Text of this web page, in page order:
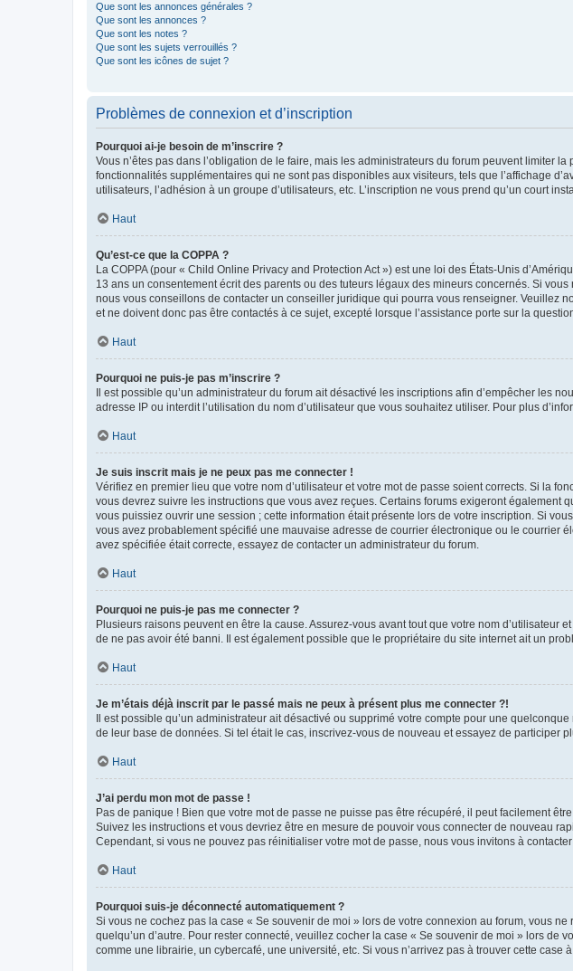
Que sont les annonces générales ?
Que sont les annonces ?
Que sont les notes ?
Que sont les sujets verrouillés ?
Que sont les icônes de sujet ?
Problèmes de connexion et d’inscription
Pourquoi ai-je besoin de m’inscrire ?
Vous n’êtes pas dans l’obligation de le faire, mais les administrateurs du forum peuvent limiter
fonctionnalités supplémentaires qui ne sont pas disponibles aux visiteurs, tels que l’affichage
utilisateurs, l’adhésion à un groupe d’utilisateurs, etc. L’inscription ne vous prend qu’un court
Haut
Qu’est-ce que la COPPA ?
La COPPA (pour « Child Online Privacy and Protection Act ») est une loi des États-Unis
13 ans un consentement écrit des parents ou des tuteurs légaux des mineurs concernés. Si
nous vous conseillons de contacter un conseiller juridique qui pourra vous renseigner. Veuillez
et ne doivent donc pas être contactés à ce sujet, excepté lorsque l’assistance porte sur la
Haut
Pourquoi ne puis-je pas m’inscrire ?
Il est possible qu’un administrateur du forum ait désactivé les inscriptions afin d’empêcher les
adresse IP ou interdit l’utilisation du nom d’utilisateur que vous souhaitez utiliser. Pour plus
Haut
Je suis inscrit mais je ne peux pas me connecter !
Vérifiez en premier lieu que votre nom d’utilisateur et votre mot de passe soient corrects. Si la
vous devrez suivre les instructions que vous avez reçues. Certains forums exigeront
vous puissiez ouvrir une session ; cette information était présente lors de votre inscription. Si
vous avez probablement spécifié une mauvaise adresse de courrier électronique ou le courrier
avez spécifiée était correcte, essayez de contacter un administrateur du forum.
Haut
Pourquoi ne puis-je pas me connecter ?
Plusieurs raisons peuvent en être la cause. Assurez-vous avant tout que votre nom
de ne pas avoir été banni. Il est également possible que le propriétaire du site internet ait un
Haut
Je m’étais déjà inscrit par le passé mais ne peux à présent plus me connecter ?!
Il est possible qu’un administrateur ait désactivé ou supprimé votre compte pour une
de leur base de données. Si tel était le cas, inscrivez-vous de nouveau et essayez de participer
Haut
J’ai perdu mon mot de passe !
Pas de panique ! Bien que votre mot de passe ne puisse pas être récupéré, il peut facilement
Suivez les instructions et vous devriez être en mesure de pouvoir vous connecter de nouveau
Cependant, si vous ne pouvez pas réinitialiser votre mot de passe, nous vous invitons à
Haut
Pourquoi suis-je déconnecté automatiquement ?
Si vous ne cochez pas la case « Se souvenir de moi » lors de votre connexion au forum, vous
quelqu’un d’autre. Pour rester connecté, veuillez cocher la case « Se souvenir de moi » lors
comme une librairie, un cybercafé, une université, etc. Si vous n’arrivez pas à trouver cette